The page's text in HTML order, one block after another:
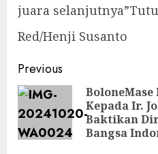
juara
Red/Henji Susanto
Post
navigation
Previous
Kepada Ir.
Baktikan
Bangsa